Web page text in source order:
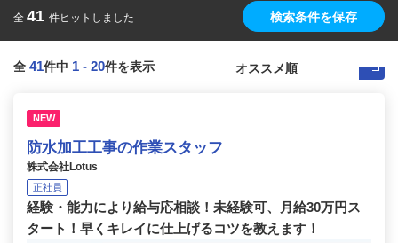
全 41 件ヒットしました 検索条件を保存
全 41件中 1 - 20件を表示
NEW
防水加工工事の作業スタッフ
株式会社Lotus
正社員
経験・能力により給与応相談！未経験可、月給30万円ス
タート！早くキレイに仕上げるコツを教えます！